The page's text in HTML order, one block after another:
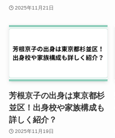
2025年11月21日
芳根京子の出身は東京都杉
並区！出身校や家族構成も
詳しく紹介？
2025年11月19日